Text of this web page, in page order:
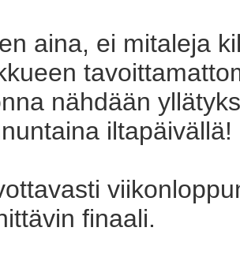
aina, ei mitaleja
nähdään
iltapäivällä!
finaali.